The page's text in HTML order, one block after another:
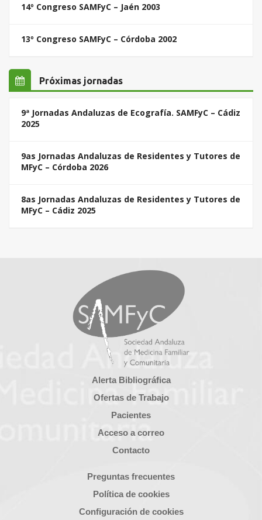
14º Congreso SAMFyC – Jaén 2003
13º Congreso SAMFyC – Córdoba 2002
Próximas jornadas
9ª Jornadas Andaluzas de Ecografía. SAMFyC – Cádiz
2025
9as Jornadas Andaluzas de Residentes y Tutores de
MFyC – Córdoba 2026
8as Jornadas Andaluzas de Residentes y Tutores de
MFyC – Cádiz 2025
Alerta Bibliográfica
Ofertas de Trabajo
Pacientes
Acceso a correo
Contacto
Preguntas frecuentes
Política de cookies
Configuración de cookies